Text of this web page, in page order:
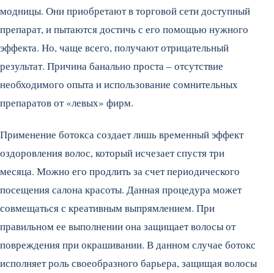
модницы. Они приобретают в торговой сети доступный
препарат, и пытаются достичь с его помощью нужного
эффекта. Но, чаще всего, получают отрицательный
результат. Причина банально проста – отсутствие
необходимого опыта и использование сомнительных
препаратов от «левых» фирм.
Применение ботокса создает лишь временный эффект
оздоровления волос, который исчезает спустя три
месяца. Можно его продлить за счет периодического
посещения салона красоты. Данная процедура может
совмещаться с креативным выпрямлением. При
правильном ее выполнении она защищает волосы от
повреждения при окрашивании. В данном случае ботокс
исполняет роль своеобразного барьера, защищая волосы